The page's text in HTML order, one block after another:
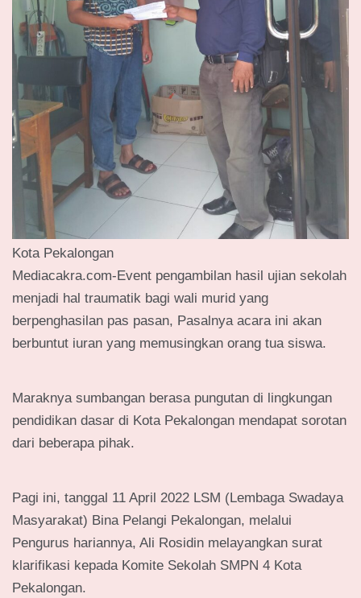
Kota Pekalongan
Mediacakra.com-Event pengambilan hasil ujian sekolah
menjadi hal traumatik bagi wali murid yang
berpenghasilan pas pasan, Pasalnya acara ini akan
berbuntut iuran yang memusingkan orang tua siswa.
Maraknya sumbangan berasa pungutan di lingkungan
pendidikan dasar di Kota Pekalongan mendapat sorotan
dari beberapa pihak.
Pagi ini, tanggal 11 April 2022 LSM (Lembaga Swadaya
Masyarakat) Bina Pelangi Pekalongan, melalui
Pengurus hariannya, Ali Rosidin melayangkan surat
klarifikasi kepada Komite Sekolah SMPN 4 Kota
Pekalongan.